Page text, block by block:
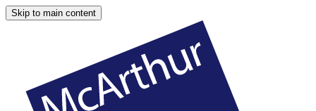
Skip to main content